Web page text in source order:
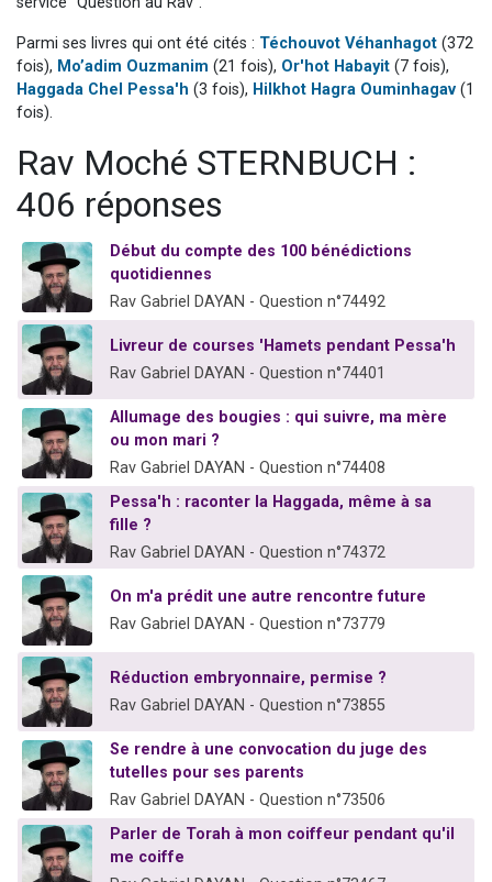
Eva vient de donner son Maasser
4 personnes viennent de nous rejoindre sur WhatsApp
3 personnes viennent de faire un don pour Événements Torah-Box
Parmi ses livres qui ont été cités : Téchouvot Véhanhagot (372
fois), Mo’adim Ouzmanim (21 fois), Or'hot Habayit (7 fois),
Haggada Chel Pessa'h (3 fois), Hilkhot Hagra Ouminhagav (1
fois).
Rav Moché STERNBUCH :
406 réponses
Début du compte des 100 bénédictions
quotidiennes
Rav Gabriel DAYAN - Question n°74492
Livreur de courses 'Hamets pendant Pessa'h
Rav Gabriel DAYAN - Question n°74401
Allumage des bougies : qui suivre, ma mère
ou mon mari ?
Rav Gabriel DAYAN - Question n°74408
Pessa'h : raconter la Haggada, même à sa
fille ?
Rav Gabriel DAYAN - Question n°74372
On m'a prédit une autre rencontre future
Rav Gabriel DAYAN - Question n°73779
Réduction embryonnaire, permise ?
Rav Gabriel DAYAN - Question n°73855
Se rendre à une convocation du juge des
tutelles pour ses parents
Rav Gabriel DAYAN - Question n°73506
Parler de Torah à mon coiffeur pendant qu'il
me coiffe